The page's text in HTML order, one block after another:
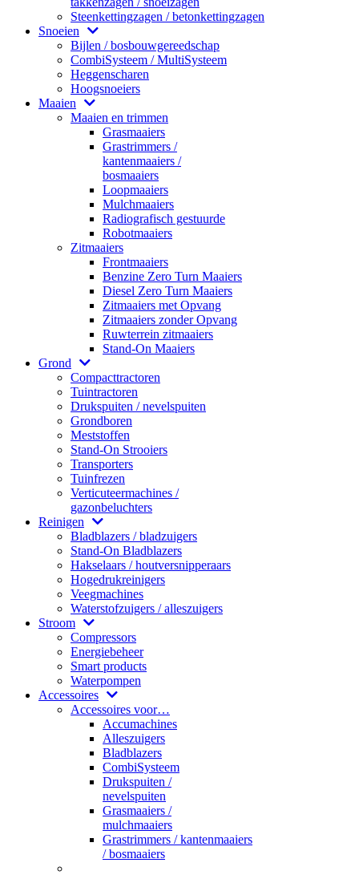
Steenkettingzagen / betonkettingzagen
Snoeien
Bijlen / bosbouwgereedschap
CombiSysteem / MultiSysteem
Heggenscharen
Hoogsnoeiers
Maaien
Maaien en trimmen
Grasmaaiers
Grastrimmers /
kantenmaaiers /
bosmaaiers
Loopmaaiers
Mulchmaaiers
Radiografisch gestuurde
Robotmaaiers
Zitmaaiers
Frontmaaiers
Benzine Zero Turn Maaiers
Diesel Zero Turn Maaiers
Zitmaaiers met Opvang
Zitmaaiers zonder Opvang
Ruwterrein zitmaaiers
Stand-On Maaiers
Grond
Compacttractoren
Tuintractoren
Drukspuiten / nevelspuiten
Grondboren
Meststoffen
Stand-On Strooiers
Transporters
Tuinfrezen
Verticuteermachines /
gazonbeluchters
Reinigen
Bladblazers / bladzuigers
Stand-On Bladblazers
Hakselaars / houtversnipperaars
Hogedrukreinigers
Veegmachines
Waterstofzuigers / alleszuigers
Stroom
Compressors
Energiebeheer
Smart products
Waterpompen
Accessoires
Accessoires voor…
Accumachines
Alleszuigers
Bladblazers
CombiSysteem
Drukspuiten /
nevelspuiten
Grasmaaiers /
mulchmaaiers
Grastrimmers / kantenmaaiers
/ bosmaaiers